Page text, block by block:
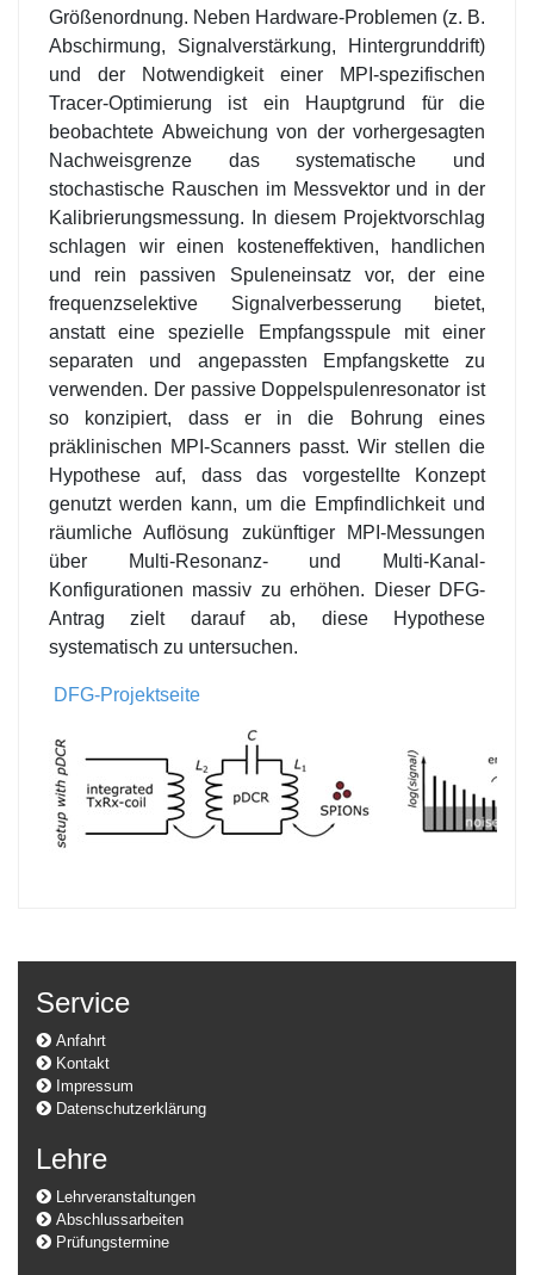
Größenordnung. Neben Hardware-Problemen (z. B.
Abschirmung, Signalverstärkung, Hintergrunddrift)
und der Notwendigkeit einer MPI-spezifischen
Tracer-Optimierung ist ein Hauptgrund für die
beobachtete Abweichung von der vorhergesagten
Nachweisgrenze das systematische und
stochastische Rauschen im Messvektor und in der
Kalibrierungsmessung. In diesem Projektvorschlag
schlagen wir einen kosteneffektiven, handlichen
und rein passiven Spuleneinsatz vor, der eine
frequenzselektive Signalverbesserung bietet,
anstatt eine spezielle Empfangsspule mit einer
separaten und angepassten Empfangskette zu
verwenden. Der passive Doppelspulenresonator ist
so konzipiert, dass er in die Bohrung eines
präklinischen MPI-Scanners passt. Wir stellen die
Hypothese auf, dass das vorgestellte Konzept
genutzt werden kann, um die Empfindlichkeit und
räumliche Auflösung zukünftiger MPI-Messungen
über Multi-Resonanz- und Multi-Kanal-
Konfigurationen massiv zu erhöhen. Dieser DFG-
Antrag zielt darauf ab, diese Hypothese
systematisch zu untersuchen.
DFG-Projektseite
Service
Anfahrt
Kontakt
Impressum
Datenschutzerklärung
Lehre
Lehrveranstaltungen
Abschlussarbeiten
Prüfungstermine